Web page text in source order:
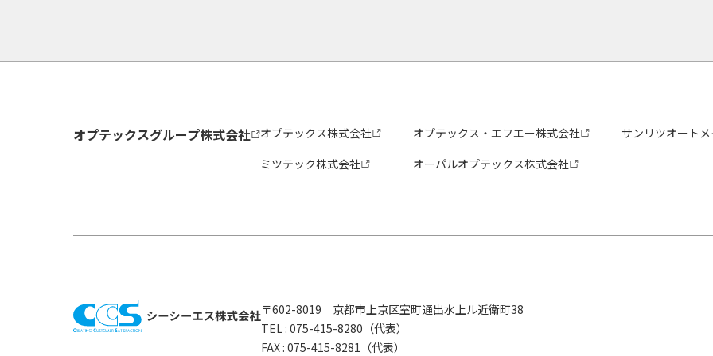
オプテックスグループ株式会社 オプテックス株式会社 オプテックス・エフエー株式会社
サンリツオート
ミツテック株式会社
オーパルオプテックス株式会社
〒602-8019 京都市上京区室町通出水上ル近衛町38
TEL : 075-415-8280（代表）
FAX : 075-415-8281（代表）